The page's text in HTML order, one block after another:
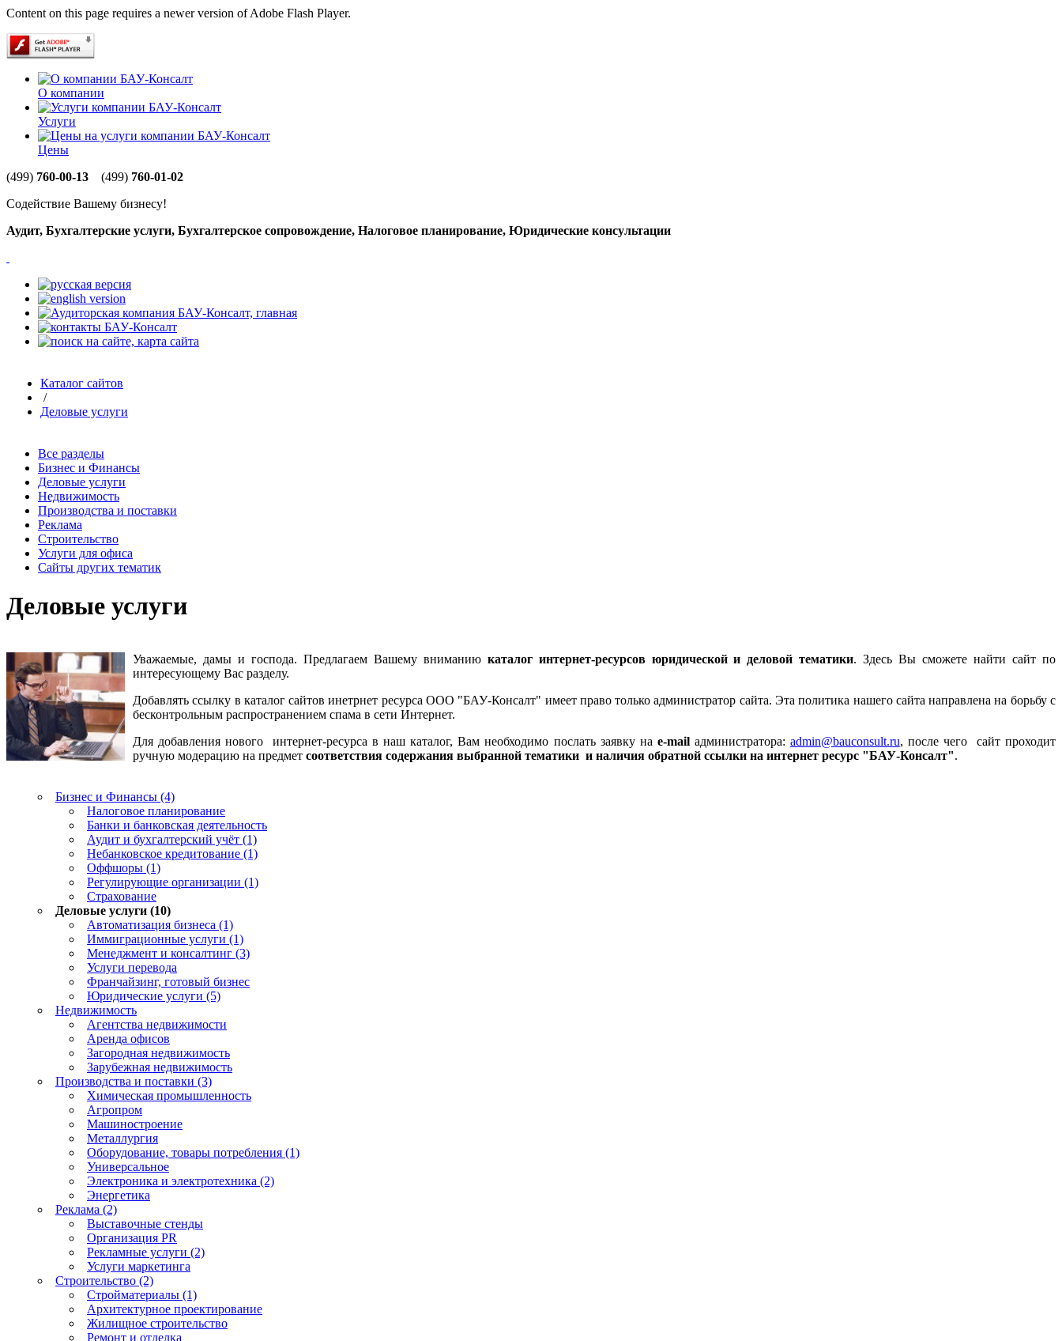
Content on this page requires a newer version of Adobe Flash Player.
О компании
Услуги
Цены
(499) 760-00-13 (499) 760-01-02
Содействие Вашему бизнесу!
Аудит, Бухгалтерские услуги, Бухгалтерское сопровождение, Налоговое планирование, Юридические консультации
Каталог сайтов
/
Деловые услуги
Все разделы
Бизнес и Финансы
Деловые услуги
Недвижимость
Производства и поставки
Реклама
Строительство
Услуги для офиса
Сайты других тематик
Деловые услуги
Уважаемые, дамы и господа. Предлагаем Вашему вниманию каталог интернет-ресурсов юридической и деловой тематики. Здесь Вы сможете найти сайт по
интересующему Вас разделу.
Добавлять ссылку в каталог сайтов инетрнет ресурса ООО "БАУ-Консалт" имеет право только администратор сайта. Эта политика нашего сайта направлена на борьбу с
бесконтрольным распространением спама в сети Интернет.
Для добавления нового интернет-ресурса в наш каталог, Вам необходимо послать заявку на e-mailадминистратора: admin@bauconsult.ru, после чего сайт проходит
ручную модерацию на предмет соответствия содержания выбранной тематики и наличия обратной ссылки на интернет ресурс "БАУ-Консалт".
Бизнес и Финансы (4)
Налоговое планирование
Банки и банковская деятельность
Аудит и бухгалтерский учёт (1)
Небанковское кредитование (1)
Оффшоры (1)
Регулирующие организации (1)
Страхование
Деловые услуги (10)
Автоматизация бизнеса (1)
Иммиграционные услуги (1)
Менеджмент и консалтинг (3)
Услуги перевода
Франчайзинг, готовый бизнес
Юридические услуги (5)
Недвижимость
Агентства недвижимости
Аренда офисов
Загородная недвижимость
Зарубежная недвижимость
Производства и поставки (3)
Химическая промышленность
Агропром
Машиностроение
Металлургия
Оборудование, товары потребления (1)
Универсальное
Электроника и электротехника (2)
Энергетика
Реклама (2)
Выставочные стенды
Организация PR
Рекламные услуги (2)
Услуги маркетинга
Строительство (2)
Стройматериалы (1)
Архитектурное проектирование
Жилищное строительство
Ремонт и отделка